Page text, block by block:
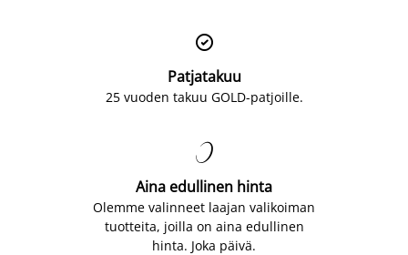

Patjatakuu
25 vuoden takuu GOLD-patjoille.

Aina edullinen hinta
Olemme valinneet laajan valikoiman
tuotteita, joilla on aina edullinen
hinta. Joka päivä.